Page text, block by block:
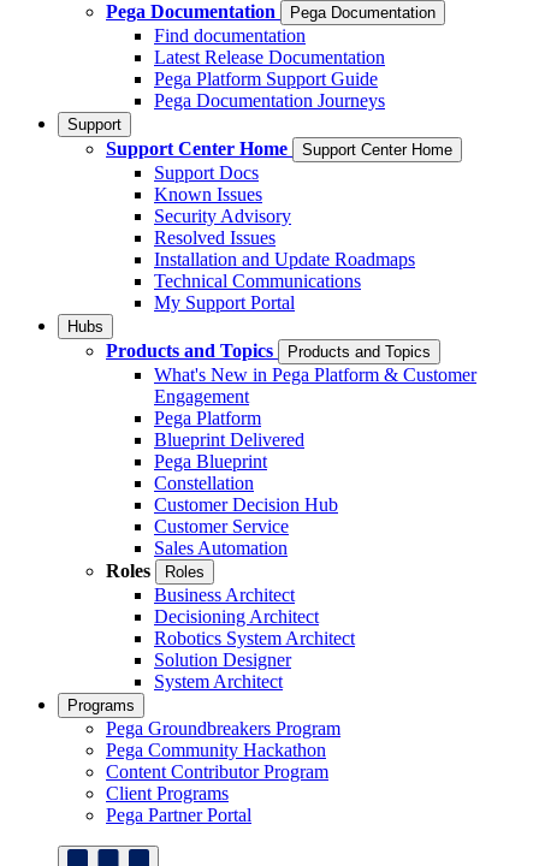
Pega Documentation
Pega Documentation
Find documentation
Latest Release Documentation
Pega Platform Support Guide
Pega Documentation Journeys
Support
Support Center Home Support Center Home
Support Docs
Known Issues
Security Advisory
Resolved Issues
Installation and Update Roadmaps
Technical Communications
My Support Portal
Hubs
Products and Topics Products and Topics
What's New in Pega Platform & Customer
Engagement
Pega Platform
Blueprint Delivered
Pega Blueprint
Constellation
Customer Decision Hub
Customer Service
Sales Automation
Roles
Roles
Business Architect
Decisioning Architect
Robotics System Architect
Solution Designer
System Architect
Programs
Pega Groundbreakers Program
Pega Community Hackathon
Content Contributor Program
Client Programs
Pega Partner Portal